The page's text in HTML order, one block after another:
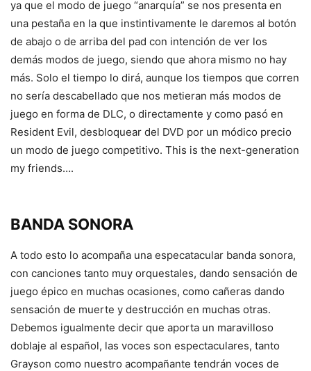
ya que el modo de juego “anarquía” se nos presenta en
una pestaña en la que instintivamente le daremos al botón
de abajo o de arriba del pad con intención de ver los
demás modos de juego, siendo que ahora mismo no hay
más. Solo el tiempo lo dirá, aunque los tiempos que corren
no sería descabellado que nos metieran más modos de
juego en forma de DLC, o directamente y como pasó en
Resident Evil, desbloquear del DVD por un módico precio
un modo de juego competitivo. This is the next-generation
my friends….
BANDA SONORA
A todo esto lo acompaña una especatacular banda sonora,
con canciones tanto muy orquestales, dando sensación de
juego épico en muchas ocasiones, como cañeras dando
sensación de muerte y destrucción en muchas otras.
Debemos igualmente decir que aporta un maravilloso
doblaje al español, las voces son espectaculares, tanto
Grayson como nuestro acompañante tendrán voces de